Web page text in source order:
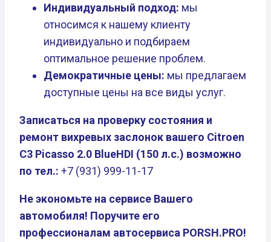
Индивидуальный подход: мы
относимся к нашему клиенту
индивидуально и подбираем
оптимальное решение проблем.
Демократичные цены: мы предлагаем
доступные цены на все виды услуг.
Записаться на проверку состояния и
ремонт вихревых заслонок вашего Citroen
C3 Picasso 2.0 BlueHDI (150 л.с.) возможно
по тел.: +7 (931) 999-11-17
Не экономьте на сервисе Вашего
автомобиля! Поручите его
профессионалам автосервиса PORSH.PRO!